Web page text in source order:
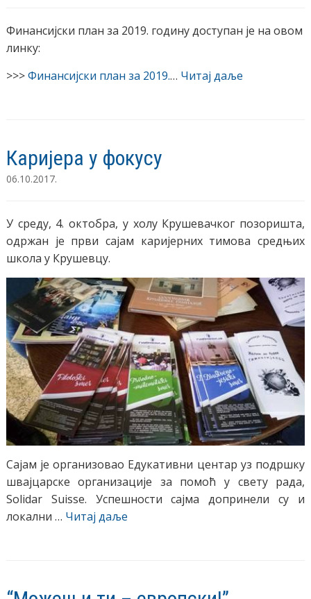
Финансијски план за 2019. годину доступан је на овом
линку:
>>>Финансијски план за 2019.… Читај даље
Каријера у фокусу
06.10.2017.
У среду, 4. октобра, у холу Крушевачког позоришта,
одржан је први сајам каријерних тимова средњих
школа у Крушевцу.
Сајам је организовао Едукативни центар уз подршку
швајцарске организације за помоћ у свету рада,
Solidar Suisse. Успешности сајма допринели су и
локални … Читај даље